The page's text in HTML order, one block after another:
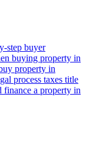
step buyer
buying property in
property in
process taxes title
finance a property in